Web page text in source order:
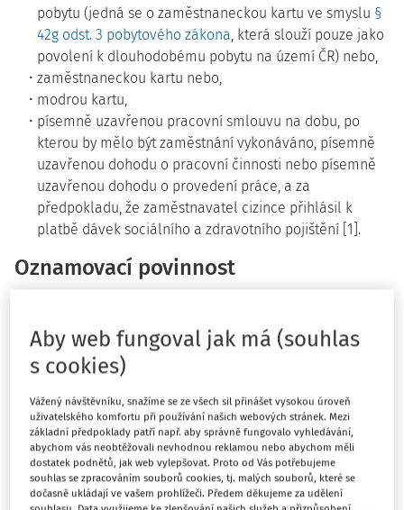
pobytu (jedná se o zaměstnaneckou kartu ve smyslu §
42g odst. 3 pobytového zákona, která slouží pouze jako
povolení k dlouhodobému pobytu na území ČR) nebo,
zaměstnaneckou kartu nebo,
modrou kartu,
písemně uzavřenou pracovní smlouvu na dobu, po
kterou by mělo být zaměstnání vykonáváno, písemně
uzavřenou dohodu o pracovní činnosti nebo písemně
uzavřenou dohodu o provedení práce, a za
předpokladu, že zaměstnavatel cizince přihlásil k
platbě dávek sociálního a zdravotního pojištění [1].
Oznamovací povinnost
zaměstnání písemně informovat příslušnou krajskou
pobočku ÚP nejpozději v den nástupu této osoby k výkonu
práce [1].
Zaměstnávání uprchlíků
Jako zaměstnanci vstupují cizinci na trh práce buď přímo
jako odborníci na základě zvláštního povolení k
zaměstnání v konkrétní zemi Evropské unie, o které má
Aby web fungoval jak má (souhlas
s cookies)
Vážený návštěvníku, snažíme se ze všech sil přinášet vysokou úroveň
uživatelského komfortu při používání našich webových stránek. Mezi
základní předpoklady patří např. aby správně fungovalo vyhledávání,
abychom vás neobtěžovali nevhodnou reklamou nebo abychom měli
dostatek podnětů, jak web vylepšovat. Proto od Vás potřebujeme
souhlas se zpracováním souborů cookies, tj. malých souborů, které se
dočasně ukládají ve vašem prohlížeči. Předem děkujeme za udělení